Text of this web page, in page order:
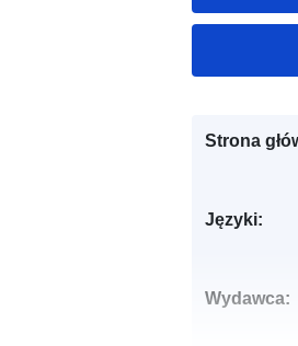
Strona
Języki:
Wydawca: